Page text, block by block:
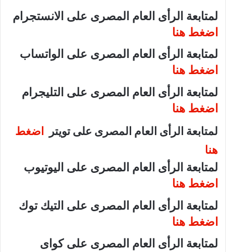
لمتابعة الرأى العام المصرى على الانستجرام
اضغط هنا
لمتابعة الرأى العام المصرى على الواتساب
اضغط هنا
لمتابعة الرأى العام المصرى على التليجرام
اضغط هنا
لمتابعة الرأى العام المصرى على تويتر
اضغط
هنا
لمتابعة الرأى العام المصرى على اليوتيوب
اضغط هنا
لمتابعة الرأى العام المصرى على التيك توك
اضغط هنا
لمتابعة الرأى العام المصرى على كواى